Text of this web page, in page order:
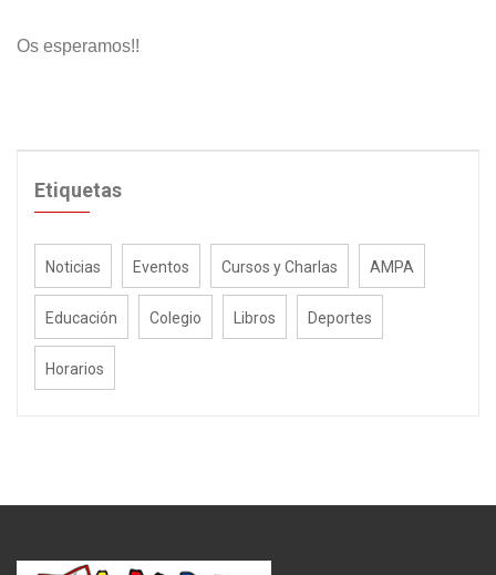
Os esperamos!!
Etiquetas
Noticias Eventos Cursos y Charlas AMPA
Educación Colegio Libros Deportes
Horarios